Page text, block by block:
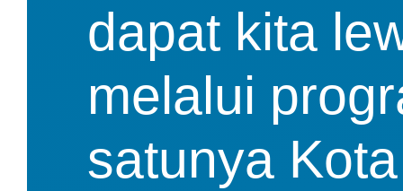
dapat kita
melalui
satunya